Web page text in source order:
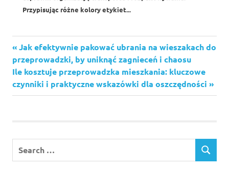
Przypisując różne kolory etykiet...
Nawigacja
wpisu
Previous
Post:
Jak efektywnie pakować ubrania na wieszakach do
przeprowadzki, by uniknąć zagnieceń i chaosu
Next
Post:
Ile kosztuje przeprowadzka mieszkania: kluczowe
czynniki i praktyczne wskazówki dla oszczędności
for:
SEARCH